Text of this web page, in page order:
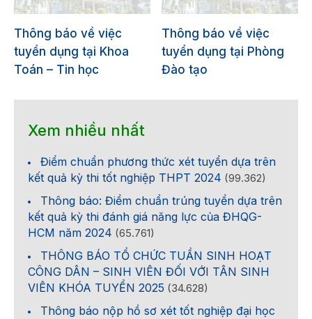
Thông báo về việc
tuyển dụng tại Khoa
Toán – Tin học
Thông báo về việc
tuyển dụng tại Phòng
Đào tạo
Xem nhiều nhất
Điểm chuẩn phương thức xét tuyển dựa trên
kết quả kỳ thi tốt nghiệp THPT 2024 (99.362)
Thông báo: Điểm chuẩn trúng tuyển dựa trên
kết quả kỳ thi đánh giá năng lực của ĐHQG-
HCM năm 2024 (65.761)
THÔNG BÁO TỔ CHỨC TUẦN SINH HOẠT
CÔNG DÂN – SINH VIÊN ĐỐI VỚI TÂN SINH
VIÊN KHÓA TUYỂN 2025 (34.628)
Thông báo nộp hồ sơ xét tốt nghiệp đại học